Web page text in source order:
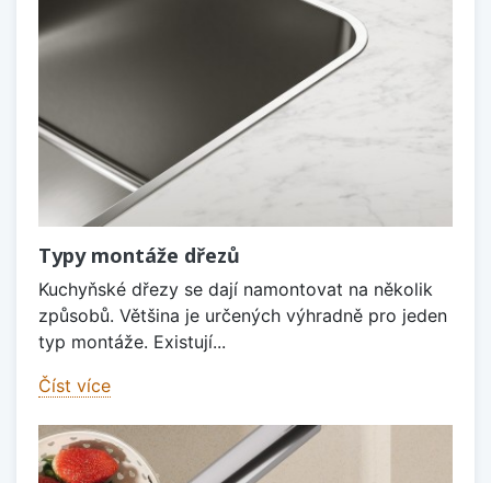
Typy montáže dřezů
Kuchyňské dřezy se dají namontovat na několik
způsobů. Většina je určených výhradně pro jeden
typ montáže. Existují...
Číst více